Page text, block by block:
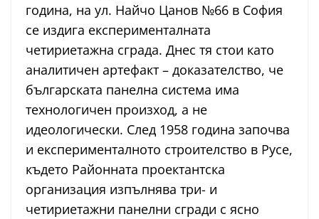
година, на ул. Найчо Цанов №66 в София
се издига експерименталната
четириетажна сграда. Днес тя стои като
аналитичен артефакт – доказателство, че
българската панелна система има
технологичен произход, а не
идеологически. След 1958 година започва
и експерименталното строителство в Русе,
където Районната проектантска
организация изпълнява три- и
четириетажни панелни сгради с ясно